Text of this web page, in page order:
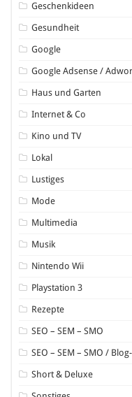
Geschenkideen
Gesundheit
Google
Google Adsense /
Haus und Garten
Internet & Co
Kino und TV
Lokal
Lustiges
Mode
Multimedia
Musik
Nintendo Wii
Playstation 3
Rezepte
SEO – SEM – SMO
SEO – SEM – SMO /
Short & Deluxe